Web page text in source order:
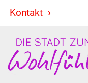
Kontakt